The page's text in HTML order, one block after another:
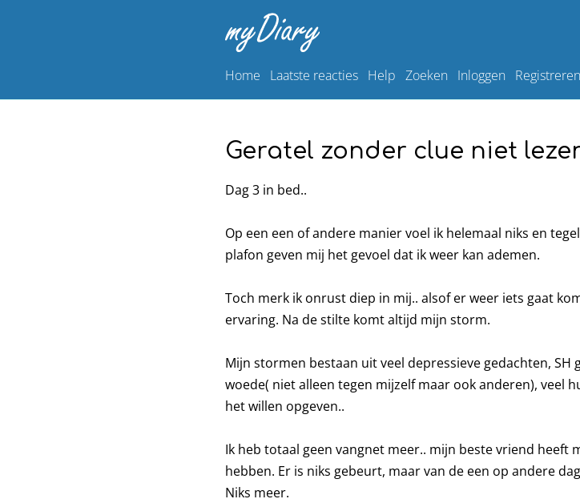
Home Laatste reacties Help Zoeken Inloggen Registreren
Geratel zonder clue niet
Dag 3 in bed..
Op een een of andere manier voel ik helemaal niks en
plafon geven mij het gevoel dat ik weer kan ademen.
Toch merk ik onrust diep in mij.. alsof er weer iets gaat
ervaring. Na de stilte komt altijd mijn storm.
Mijn stormen bestaan uit veel depressieve gedachten,
woede( niet alleen tegen mijzelf maar ook anderen), veel
het willen opgeven..
Ik heb totaal geen vangnet meer.. mijn beste vriend heeft
hebben. Er is niks gebeurt, maar van de een op andere
Niks meer.